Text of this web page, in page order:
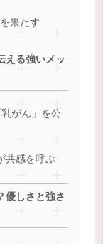
果たす
える強いメッ
がん」を公
共感を呼ぶ
優しさと強さ